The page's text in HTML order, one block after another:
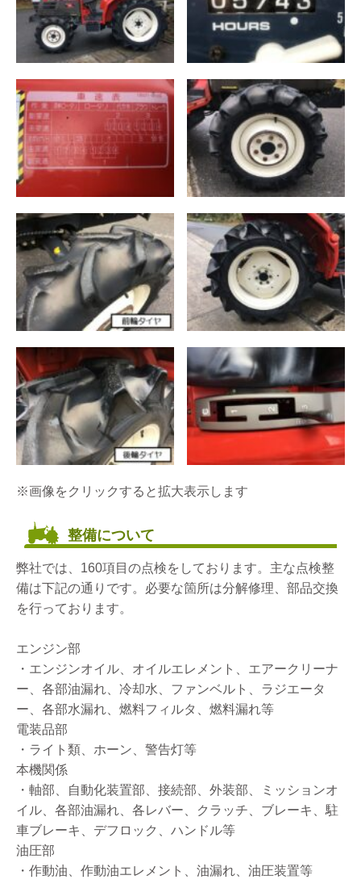
※画像をクリックすると拡大表示します
整備について
弊社では、160項目の点検をしております。主な点検整
備は下記の通りです。必要な箇所は分解修理、部品交換
を行っております。
エンジン部
・エンジンオイル、オイルエレメント、エアークリーナ
ー、各部油漏れ、冷却水、ファンベルト、ラジエータ
ー、各部水漏れ、燃料フィルタ、燃料漏れ等
電装品部
・ライト類、ホーン、警告灯等
本機関係
・軸部、自動化装置部、接続部、外装部、ミッションオ
イル、各部油漏れ、各レバー、クラッチ、ブレーキ、駐
車ブレーキ、デフロック、ハンドル等
油圧部
・作動油、作動油エレメント、油漏れ、油圧装置等